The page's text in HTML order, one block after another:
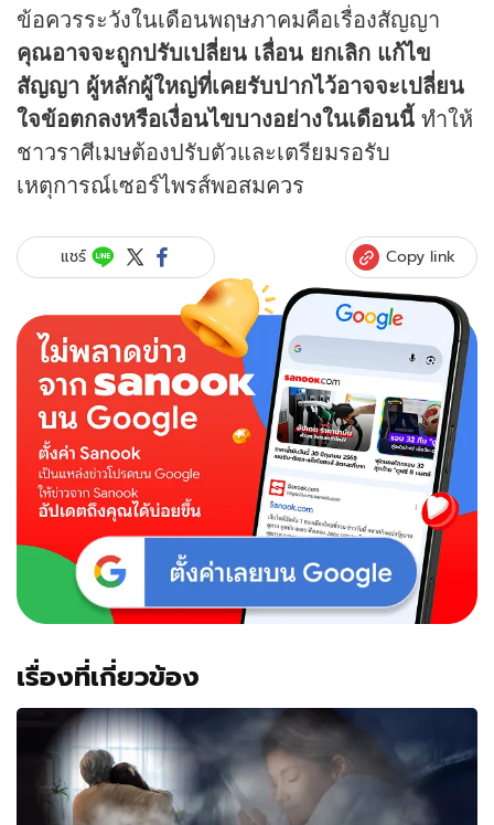
ข้อควรระวังในเดือนพฤษภาคมคือเรื่องสัญญา
คุณอาจจะถูกปรับเปลี่ยน เลื่อน ยกเลิก แก้ไข
สัญญา ผู้หลักผู้ใหญ่ที่เคยรับปากไว้อาจจะเปลี่ยน
ใจข้อตกลงหรือเงื่อนไขบางอย่างในเดือนนี้ ทำให้
ชาวราศีเมษต้องปรับตัวและเตรียมรอรับ
เหตุการณ์เซอร์ไพรส์พอสมควร
แชร์ Copy link
เรื่องที่เกี่ยวข้อง